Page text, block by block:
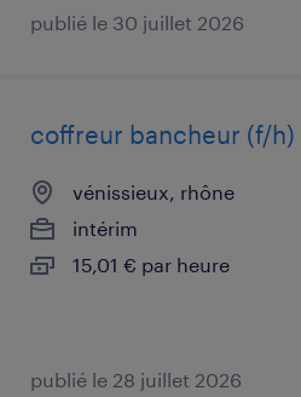
publié le 30 juillet 2026
coffreur bancheur (f/h)
vénissieux, rhône
intérim
15,01 € par heure
publié le 28 juillet 2026